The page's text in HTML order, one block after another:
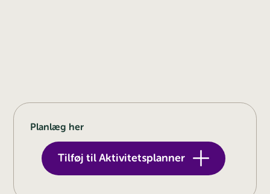
Planlæg her
Tilføj til Aktivitetsplanner